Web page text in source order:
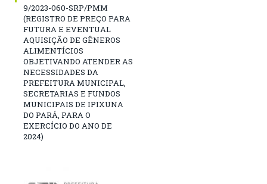
9/2023-060-SRP/PMM
(REGISTRO DE PREÇO PARA
FUTURA E EVENTUAL
AQUISIÇÃO DE GÊNEROS
ALIMENTÍCIOS
OBJETIVANDO ATENDER AS
NECESSIDADES DA
PREFEITURA MUNICIPAL,
SECRETARIAS E FUNDOS
MUNICIPAIS DE IPIXUNA
DO PARÁ, PARA O
EXERCÍCIO DO ANO DE
2024)